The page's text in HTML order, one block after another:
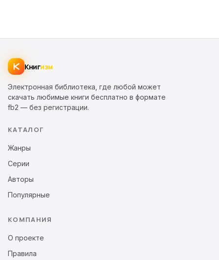
Книгизм
Электронная библиотека, где любой может
скачать любимые книги бесплатно в формате
fb2 — без регистрации.
КАТАЛОГ
Жанры
Серии
Авторы
Популярные
КОМПАНИЯ
О проекте
Правила